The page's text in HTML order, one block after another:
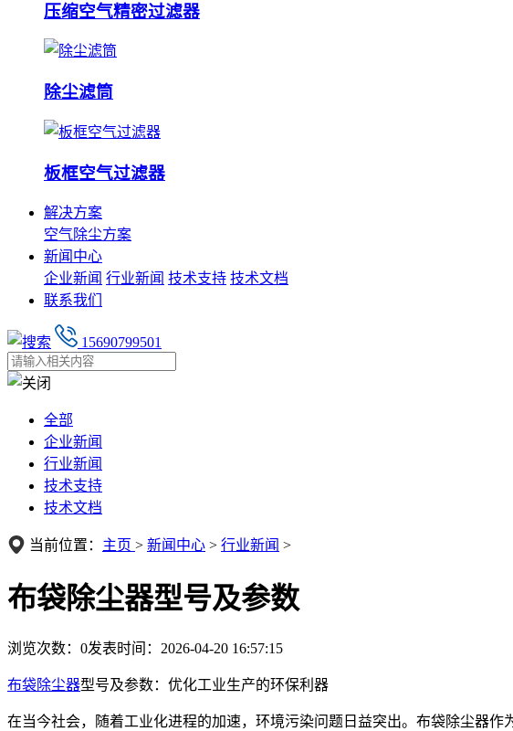
压缩空气精密过滤器
除尘滤筒
板框空气过滤器
解决方案
空气除尘方案
新闻中心
企业新闻 行业新闻 技术支持 技术文档
联系我们
15690799501
全部
企业新闻
行业新闻
技术支持
技术文档
当前位置： 主页 > 新闻中心 > 行业新闻 >
布袋除尘器型号及参数
浏览次数： 0发表时间：2026-04-20 16:57:15
布袋除尘器型号及参数：优化工业生产的环保利器
在当今社会，随着工业化进程的加速，环境污染问题日益突出。布袋除尘器